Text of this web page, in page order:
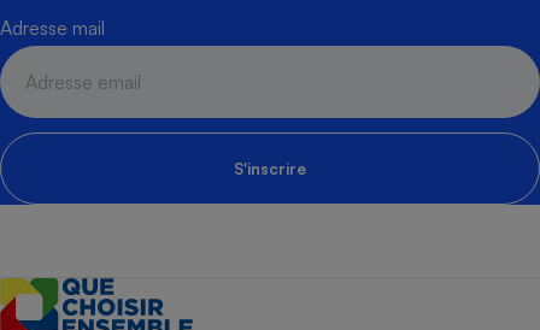
Adresse mail
S'inscrire